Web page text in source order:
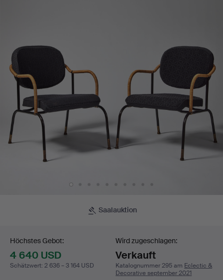
Stahl,
Armlehnen
mit
Bambus
umwickelt,
Saalauktion
Höchstes Gebot:
4 640 USD
Schätzwert: 2 636 – 3 164 USD
Wird zugeschlagen:
Verkauft
Katalognummer 295 am Eclectic &
Decorative september 2021